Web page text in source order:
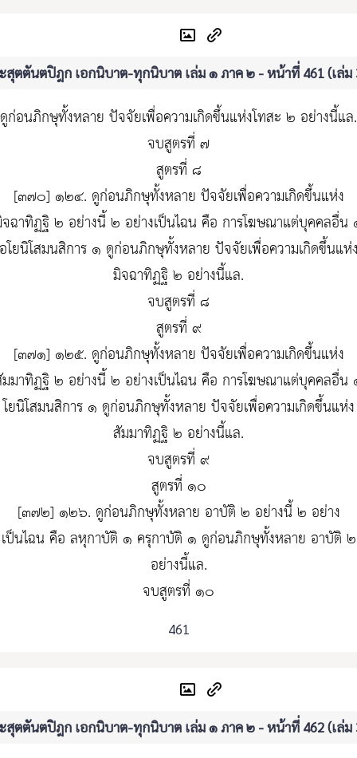
สุตตันตปิฎก เอกนิบาต-ทุกนิบาต เล่ม ๑ ภาค ๒ - หน้าที่ 461 (เล่ม
ดูก่อนภิกษุทั้งหลาย ปัจจัยเพื่อความเกิดขึ้นแห่งโทสะ ๒ อย่างนี้แล.
จบสูตรที่ ๗
สูตรที่ ๘
[๓๗๐] ๑๒๔. ดูก่อนภิกษุทั้งหลาย ปัจจัยเพื่อความเกิดขึ้นแห่ง
ฉาทิฏฐิ ๒ อย่างนี้ ๒ อย่างเป็นไฉน คือ การโฆษณาแต่บุคคลอื่น
อโยนิโสมนสิการ ๑ ดูก่อนภิกษุทั้งหลาย ปัจจัยเพื่อความเกิดขึ้นแห่
มิจฉาทิฏฐิ ๒ อย่างนี้แล.
จบสูตรที่ ๘
สูตรที่ ๙
[๓๗๑] ๑๒๕. ดูก่อนภิกษุทั้งหลาย ปัจจัยเพื่อความเกิดขึ้นแห่ง
มาทิฏฐิ ๒ อย่างนี้ ๒ อย่างเป็นไฉน คือ การโฆษณาแต่บุคคลอื่น
โยนิโสมนสิการ ๑ ดูก่อนภิกษุทั้งหลาย ปัจจัยเพื่อความเกิดขึ้นแห่ง
สัมมาทิฏฐิ ๒ อย่างนี้แล.
จบสูตรที่ ๙
สูตรที่ ๑๐
[๓๗๒] ๑๒๖. ดูก่อนภิกษุทั้งหลาย อาบัติ ๒ อย่างนี้ ๒ อย่าง
เป็นไฉน คือ ลหุกาบัติ ๑ ครุกาบัติ ๑ ดูก่อนภิกษุทั้งหลาย อาบัติ ๒
อย่างนี้แล.
จบสูตรที่ ๑๐
461
สุตตันตปิฎก เอกนิบาต-ทุกนิบาต เล่ม ๑ ภาค ๒ - หน้าที่ 462 (เล่ม